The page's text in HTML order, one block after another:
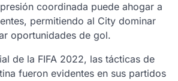
coordinada puede ahogar a
permitiendo al City dominar
oportunidades de gol.
de la FIFA 2022, las tácticas de
fueron evidentes en sus partidos